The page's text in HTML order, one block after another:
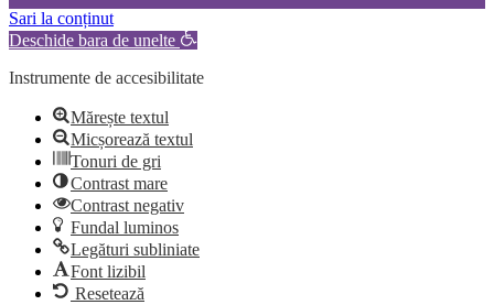
Sari la conținut
Deschide bara de unelte
Instrumente de accesibilitate
Mărește textul
Micșorează textul
Tonuri de gri
Contrast mare
Contrast negativ
Fundal luminos
Legături subliniate
Font lizibil
Resetează